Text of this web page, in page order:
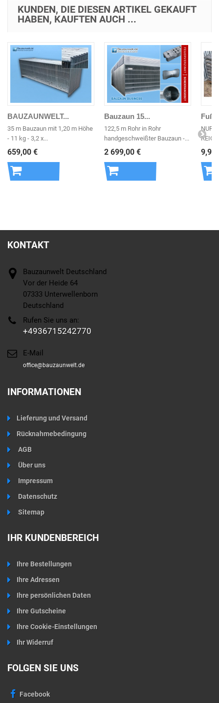
KUNDEN, DIE DIESEN ARTIKEL GEKAUFT
HABEN, KAUFTEN AUCH ...
BAUZAUNWELT...
35 m Bauzaun mit 1,20 m Höhe
- 11 kg - 3,2 x...
659,00 €
Bauzaun 15...
122,5 m Rohr in Rohr
handgeschweißter Bauzaun -...
2 699,00 €
NUR
9,95
KONTAKT
Bauzaunwelt Deutschland
Vor der Heide 64
07333 Unterwellenborn
Deutschland
Rufen Sie uns an:
+4936715242770
E-Mail
office@bauzaunwelt.de
INFORMATIONEN
Lieferung und Versand
Rücknahmebedingung
AGB
Über uns
Impressum
Datenschutz
Sitemap
IHR KUNDENBEREICH
Ihre Bestellungen
Ihre Adressen
Ihre persönlichen Daten
Ihre Gutscheine
Ihre Cookie-Einstellungen
Ihr Widerruf
FOLGEN SIE UNS
Facebook